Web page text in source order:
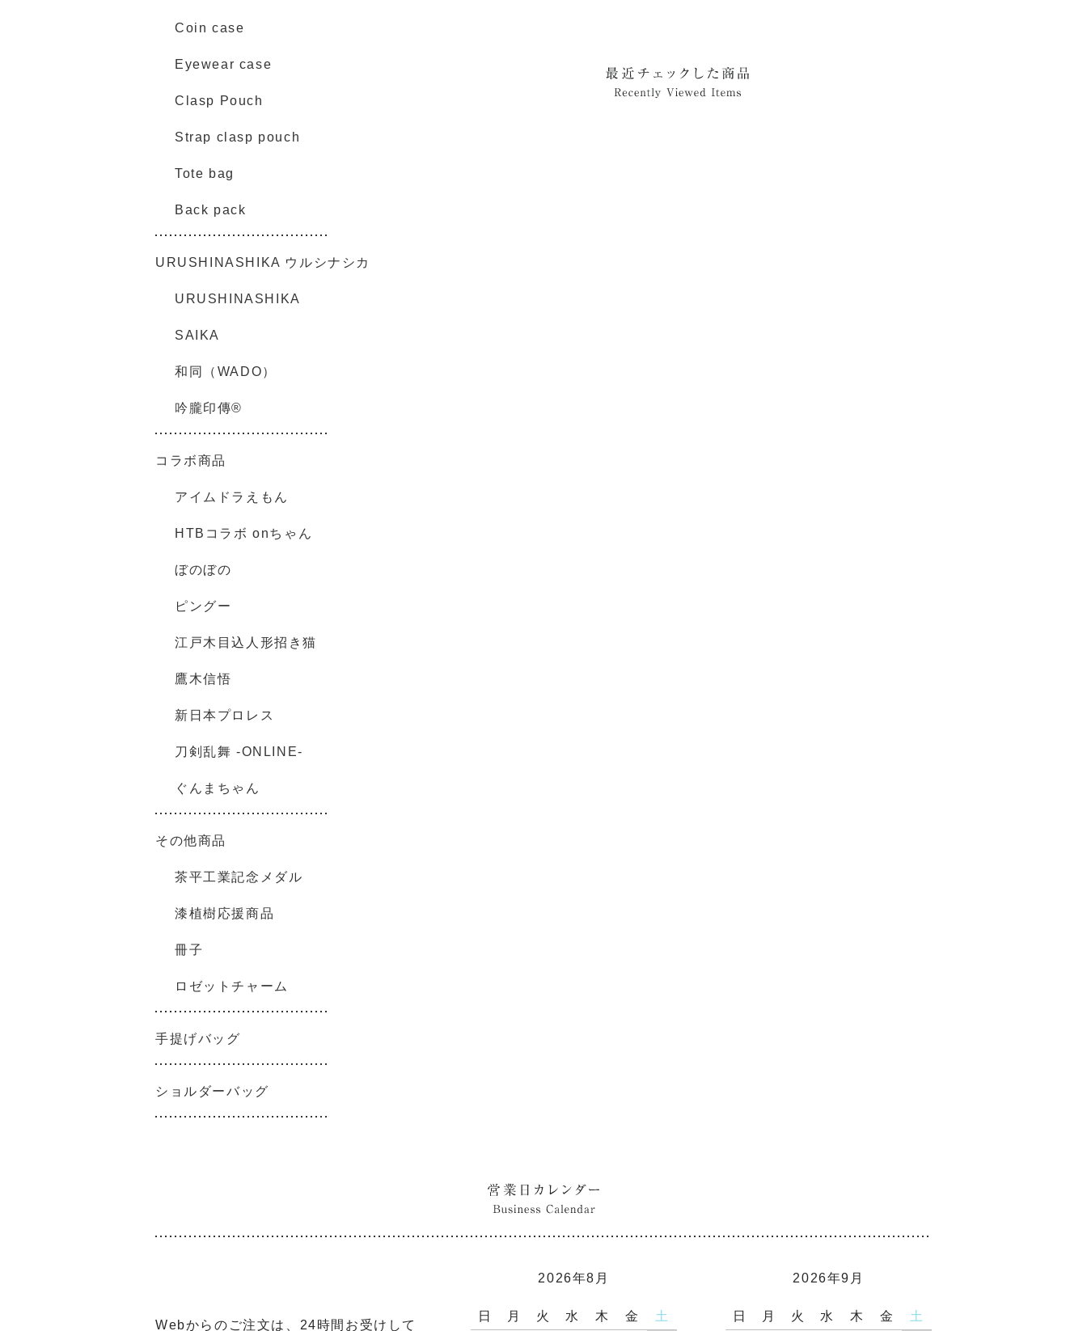
Coin case
Eyewear case
Clasp Pouch
Strap clasp pouch
Tote bag
Back pack
URUSHINASHIKA ウルシナシカ
URUSHINASHIKA
SAIKA
和同（WADO）
吟朧印傳®
コラボ商品
アイムドラえもん
HTBコラボ onちゃん
ぼのぼの
ピングー
江戸木目込人形招き猫
鷹木信悟
新日本プロレス
刀剣乱舞 -ONLINE-
ぐんまちゃん
その他商品
茶平工業記念メダル
漆植樹応援商品
冊子
ロゼットチャーム
手提げバッグ
ショルダーバッグ
Webからのご注文は、24時間お受けして
2026年8月
日 月 火 水 木 金 土
2026年9月
日 月 火 水 木 金 土